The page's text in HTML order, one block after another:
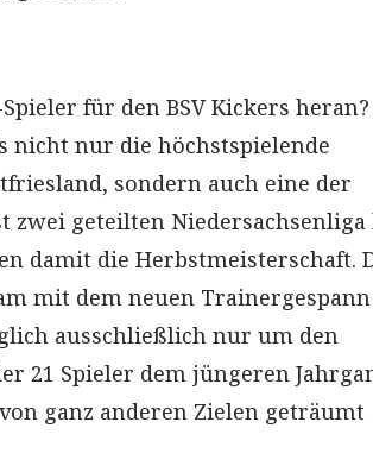
für den BSV Kickers
nicht nur die höchstspielende
sondern auch eine der
zwei geteilten
damit die Herbstmeisterschaft.
mit dem neuen
ausschließlich nur um den
21 Spieler dem jüngeren
ganz anderen Zielen geträumt